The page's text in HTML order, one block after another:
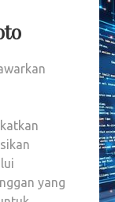
yang